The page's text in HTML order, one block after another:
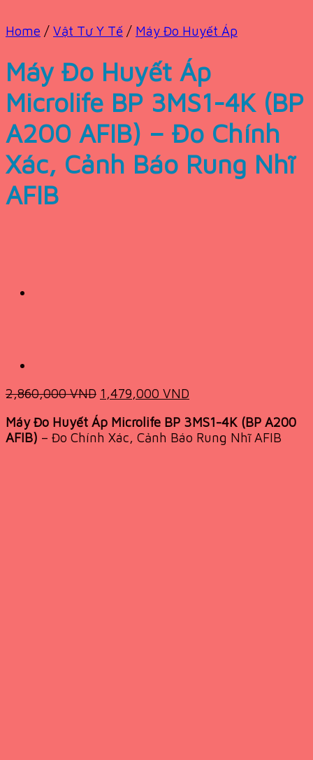
Home / Vật Tư Y Tế / Máy Đo Huyết Áp
Máy Đo Huyết Áp
Microlife BP 3MS1-4K (BP
A200 AFIB) – Đo Chính
Xác, Cảnh Báo Rung Nhĩ
AFIB
2,860,000VND Original
was:
2,860,000 VND.
1,479,000 VND
is:
1,479,000 VND.
Máy Đo Huyết Áp Microlife BP 3MS1-4K (BP A200
AFIB) – Đo Chính Xác, Cảnh Báo Rung Nhĩ AFIB